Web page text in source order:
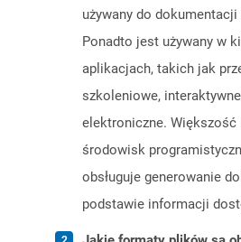
używany do
Ponadto jest używany w
aplikacjach, takich jak
szkoleniowe,
elektroniczne. Większość
środowisk
obsługuje generowanie
podstawie informacji